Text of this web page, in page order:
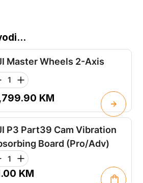
Master Wheels 2-Axis
KM
P3 Part39 Cam Vibration
Board (Pro/Adv)
KM